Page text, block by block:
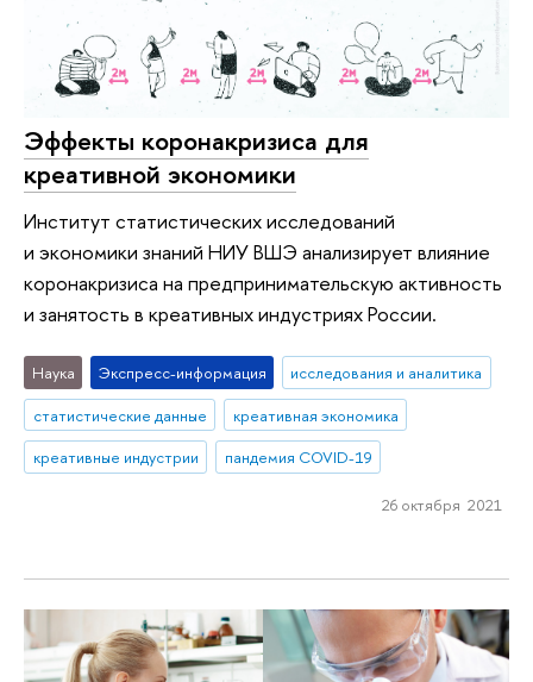
Эффекты коронакризиса для
креативной экономики
Институт статистических исследований
и экономики знаний НИУ ВШЭ анализирует влияние
коронакризиса на предпринимательскую активность
и занятость в креативных индустриях России.
Наука Экспресс-информация
исследования и аналитика
статистические данные
креативная экономика
креативные индустрии
пандемия COVID-19
26 октября 2021